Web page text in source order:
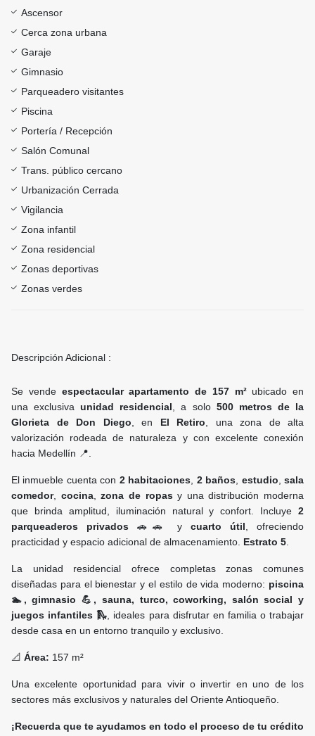
Ascensor
Cerca zona urbana
Garaje
Gimnasio
Parqueadero visitantes
Piscina
Portería / Recepción
Salón Comunal
Trans. público cercano
Urbanización Cerrada
Vigilancia
Zona infantil
Zona residencial
Zonas deportivas
Zonas verdes
Descripción Adicional :
Se vende espectacular apartamento de 157 m²ubicado en
una exclusivaunidad residencial , a solo 500 metros de la
Glorieta de Don Diego , en El Retiro , una zona de alta
valorización rodeada de naturaleza y con excelente conexión
hacia Medellín 📍.
El inmueble cuenta con 2 habitaciones 2 baños estudio ,sala
comedor, cocina,zona de ropasy una distribución moderna
que brinda amplitud, iluminación natural y confort. Incluye 2
parqueaderos privados 🚗🚗 y cuarto útil , ofreciendo
practicidad y espacio adicional de almacenamiento. Estrato 5
La unidad residencial ofrece completas zonas comunes
diseñadas para el bienestar y el estilo de vida moderno: piscina
🏊, gimnasio 💪, sauna, turco, coworking, salón social y
juegos infantiles 🛝 , ideales para disfrutar en familia o trabajar
desde casa en un entorno tranquilo y exclusivo.
📐 Área: 157 m²
Una excelente oportunidad para vivir o invertir en uno de los
sectores más exclusivos y naturales del Oriente Antioqueño.
¡Recuerda que te ayudamos en todo el proceso de tu crédito